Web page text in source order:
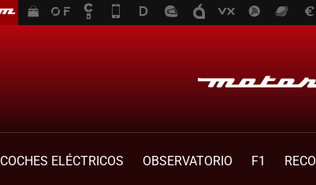
COCHES ELÉCTRICOS OBSERVATORIO F1